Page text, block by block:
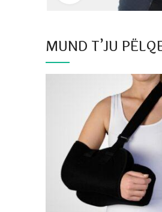
MUND T’JU